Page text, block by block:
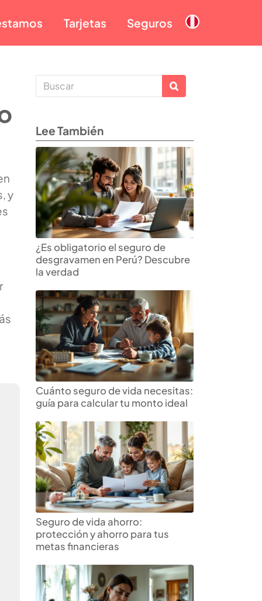
Tarjetas Seguros
y
Lee También
¿Es obligatorio el seguro de
desgravamen en Perú? Descubre
la verdad
Cuánto seguro de vida necesitas:
guía para calcular tu monto ideal
Seguro de vida ahorro:
protección y ahorro para tus
metas financieras